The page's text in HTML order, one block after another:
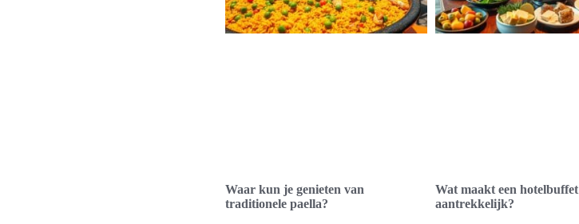
Waar kun je genieten van
traditionele paella?
Wat maakt een hotelbuffet
aantrekkelijk?